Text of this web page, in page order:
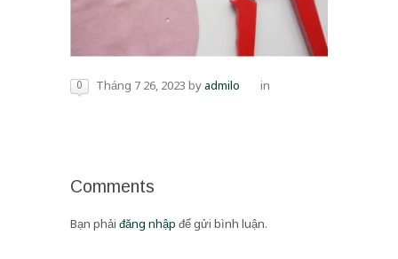
0 Tháng 7 26, 2023 byadmilo in
Comments
Bạn phải đăng nhập để gửi bình luận.